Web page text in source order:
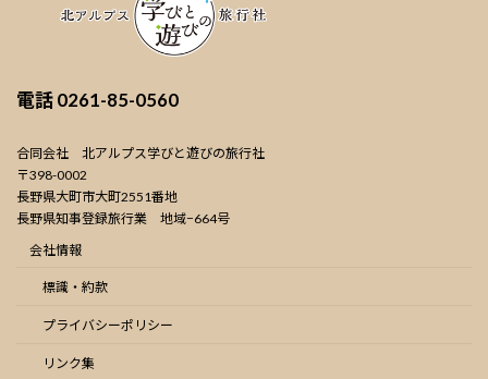
電話0261-85-0560
合同会社 北アルプス学びと遊びの旅行社
〒398-0002
長野県大町市大町2551番地
長野県知事登録旅行業 地域−664号
会社情報
標識・約款
プライバシーポリシー
リンク集